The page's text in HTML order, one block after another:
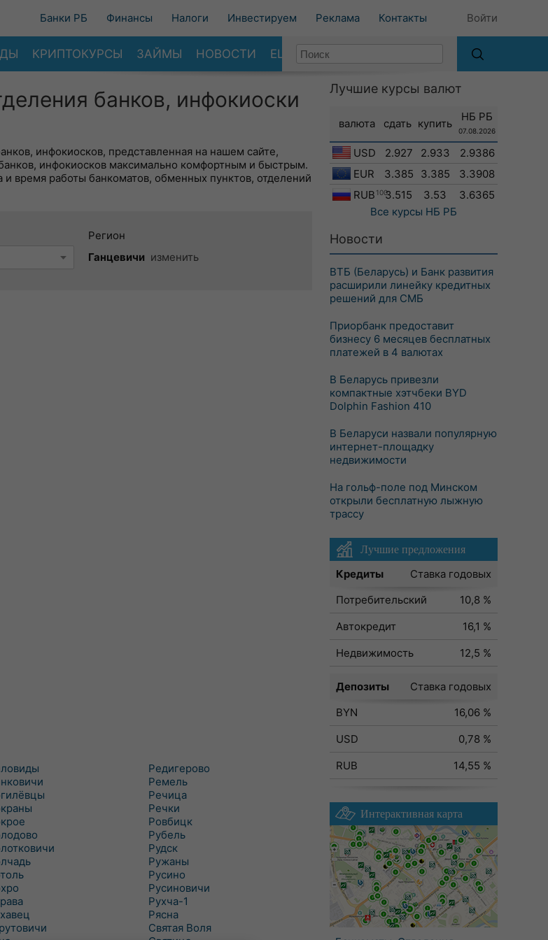
Банки РБ Финансы Налоги Инвестируем Реклама Контакты Войти
КРИПТОКУРСЫ ЗАЙМЫ НОВОСТИ ЕЩЕ
банков, инфокиоски
инфокиосков, представленная на нашем сайте,
инфокиосков максимально комфортным и быстрым.
время работы банкоматов, обменных пунктов, отделений
Регион
Ганцевичи изменить
Редигерово
Ремель
Речица
Речки
Ровбицк
Рубель
Рудск
Ружаны
Русино
Русиновичи
Рухча-1
Рясна
Святая Воля
Лучшие курсы валют
валюта сдать купить
НБ РБ
07.08.2026
USD 2.927 2.933
2.9386
EUR
3.385 3.385
3.3908
RUB 1003.515 3.53
3.6365
Все курсы НБ РБ
Новости
ВТБ (Беларусь) и Банк развития
расширили линейку кредитных
решений для СМБ
Приорбанк предоставит
бизнесу 6 месяцев бесплатных
платежей в 4 валютах
В Беларусь привезли
компактные хэтчбеки BYD
Dolphin Fashion 410
В Беларуси назвали популярную
интернет-площадку
недвижимости
На гольф-поле под Минском
открыли бесплатную лыжную
трассу
Лучшие предложения
Кредиты
Ставка годовых
Потребительский
10,8 %
Автокредит
16,1 %
Недвижимость
12,5 %
Депозиты
Ставка годовых
BYN
16,06 %
USD
0,78 %
RUB
14,55 %
Интерактивная карта